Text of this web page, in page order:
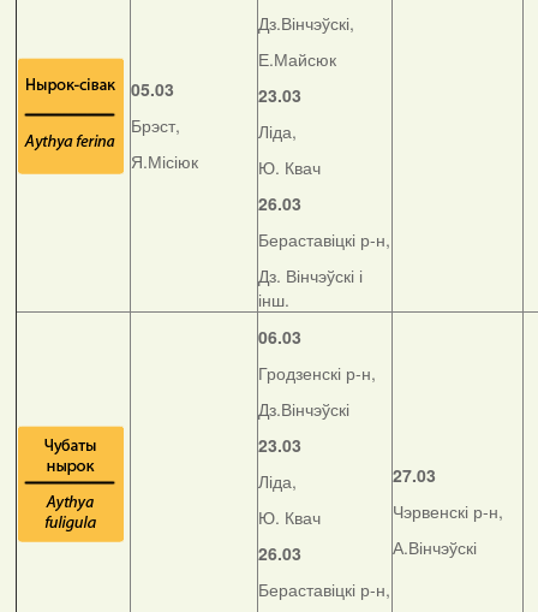
05.03
Брэст,
Я.Місіюк
Дз.Вінчэўскі,
Е.Майсюк
23.03
Ліда,
Ю. Квач
26.03
Бераставіцкі р-н,
Дз. Вінчэўскі і
інш.
06.03
Гродзенскі р-н,
Дз.Вінчэўскі
23.03
Ліда,
Ю. Квач
26.03
Бераставіцкі р-н,
27.03
Чэрвенскі р-н,
А.Вінчэўскі